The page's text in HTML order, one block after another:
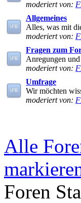
moderiert von:
Allgemeines
Alles, was mit
moderiert von:
Fragen zum
Anregungen
moderiert von:
Umfrage
Wir möchten
moderiert von:
Alle
Foren